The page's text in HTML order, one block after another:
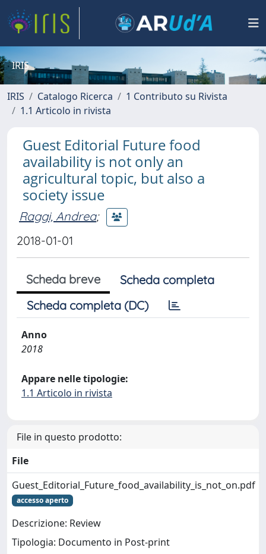
IRIS
IRIS Catalogo Ricerca
1 Contributo su Rivista
1.1 Articolo in rivista
Guest Editorial Future food
availability is not only an
agricultural topic, but also a
society issue
Raggi, Andrea;
2018-01-01
Scheda breve
Scheda completa
Scheda completa (DC)
Anno
2018
Appare nelle tipologie:
1.1 Articolo in rivista
File in questo prodotto:
File
Guest_Editorial_Future_food_availability_is_not_on.pdf
accesso aperto
Descrizione: Review
Tipologia: Documento in Post-print